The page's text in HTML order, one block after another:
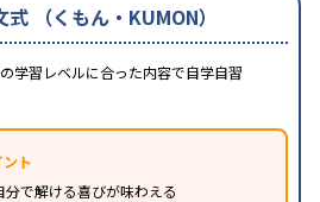
式 （くもん・KUMON）
学習レベルに合った内容で自学自習
ト
で解ける喜びが味わえる